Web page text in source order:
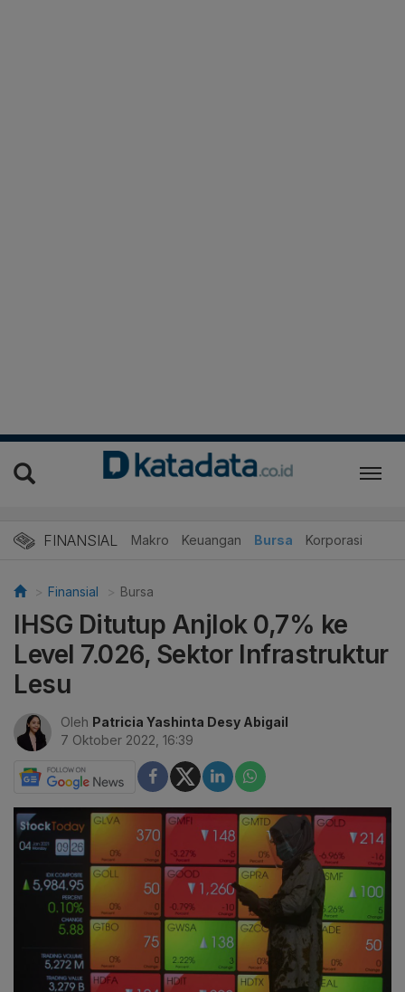
FINANSIAL Makro Keuangan Bursa Korporasi
Finansial Bursa
IHSG Ditutup Anjlok 0,7% ke
Level 7.026, Sektor Infrastruktur
Lesu
Oleh Patricia Yashinta Desy Abigail
7 Oktober 2022, 16:39